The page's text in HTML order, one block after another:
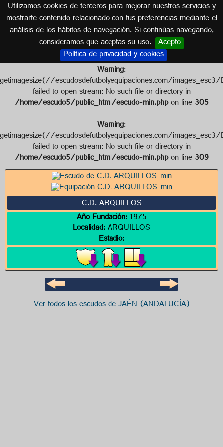
Utilizamos cookies de terceros para mejorar nuestros servicios y
mostrarte contenido relacionado con tus preferencias mediante el
análisis de los hábitos de navegación. Si continúas navegando,
consideramos que aceptas su uso. Acepto
Política de privacidad y cookies
Escudo de C.D. ARQUILLOS
JAÉN (ANDALUCÍA)
Warning:
getimagesize(//escudosdefutbolyequipaciones.com/
failed to open stream: No such file or directory in
/home/escudo5/public_html/escudo-min.phpon line305
Warning:
getimagesize(//escudosdefutbolyequipaciones.com/
failed to open stream: No such file or directory in
/home/escudo5/public_html/escudo-min.phpon line309
C.D. ARQUILLOS
Año Fundación:1975
Localidad:ARQUILLOS
Estadio:
Ver todos los escudos de JAÉN (ANDALUCÍA)